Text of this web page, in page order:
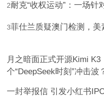
2耐克“收权运动”：一场
3菲仕兰质疑澳门检测，
月之暗面正式开源Kimi K3
个“DeepSeek时刻”冲击波
一封举报信 引发小红书